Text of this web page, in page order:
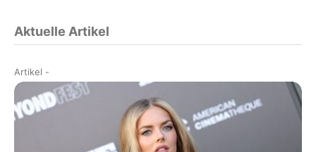
Aktuelle Artikel
Artikel -